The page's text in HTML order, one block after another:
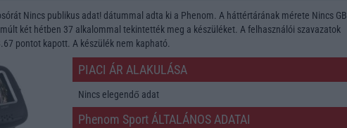
Nincs publikus adat! dátummal adta ki a Phenom. A háttértárának mérete Nincs GB.
két hétben 37 alkalommal tekintették meg a készüléket. A felhasználói szavazatok
pontot kapott. A készülék nem kapható.
PIACI ÁR ALAKULÁSA
Nincs elegendő adat
Phenom Sport ÁLTALÁNOS ADATAI